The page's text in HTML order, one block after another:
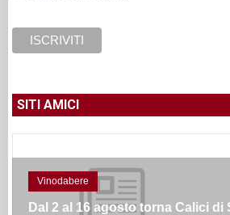
SITI AMICI
Vinodabere
Dal 2 al 16 agosto torna Calici di